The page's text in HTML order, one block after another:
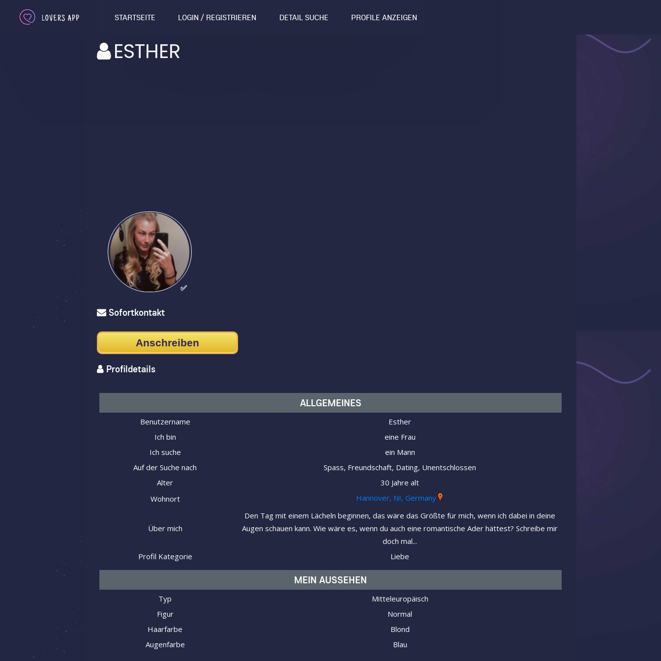
STARTSEITE LOGIN / REGISTRIEREN DETAIL SUCHE PROFILE ANZEIGEN
ESTHER
✅
Sofortkontakt
Anschreiben
Profildetails
ALLGEMEINES
Benutzername
Esther
Ich bin
eine Frau
Ich suche
ein Mann
Auf der Suche nach
Spass, Freundschaft, Dating, Unentschlossen
Alter
30 Jahre alt
Wohnort
Hannover, NI, Germany
Über mich
Den Tag mit einem Lächeln beginnen, das wäre das Größte für mich, wenn ich dabei in deine
Augen schauen kann. Wie wäre es, wenn du auch eine romantische Ader hättest? Schreibe mir
doch mal...
Profil Kategorie
Liebe
MEIN AUSSEHEN
Typ
Mitteleuropäisch
Figur
Normal
Haarfarbe
Blond
Augenfarbe
Blau